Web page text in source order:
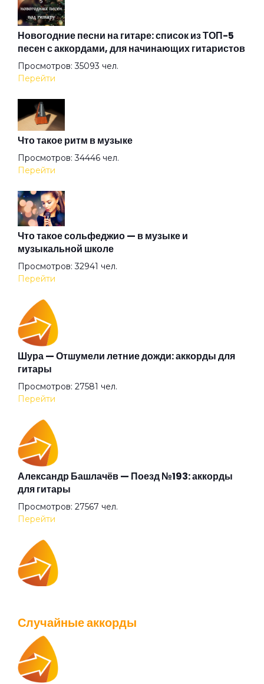
Джульетта
Дыхание
Жажда
Живая вода
Заноза
Звёздные мальчики
Зверь
Золотое пятно
Иван человеков
Идиллия
К Элоизе
Казанова
Квадратные глаза
Князь тишины
Колёса любви
Новогодние песни на гитаре: список из ТОП-5
песен с аккордами, для начинающих гитаристов
Просмотров: 35093 чел.
Перейти
Что такое ритм в музыке
Просмотров: 34446 чел.
Перейти
Что такое сольфеджио — в музыке и
музыкальной школе
Просмотров: 32941 чел.
Перейти
Шура — Отшумели летние дожди: аккорды для
гитары
Просмотров: 27581 чел.
Перейти
Александр Башлачёв — Поезд №193: аккорды
для гитары
Просмотров: 27567 чел.
Перейти
Перейти
Случайные аккорды